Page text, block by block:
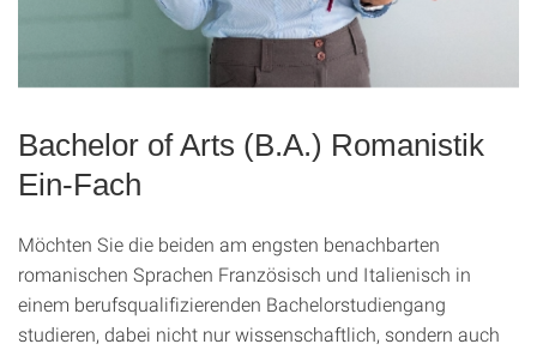
Bachelor of Arts (B.A.) Romanistik
Ein-Fach
Möchten Sie die beiden am engsten benachbarten
romanischen Sprachen Französisch und Italienisch in
einem berufsqualifizierenden Bachelorstudiengang
studieren, dabei nicht nur wissenschaftlich, sondern auch